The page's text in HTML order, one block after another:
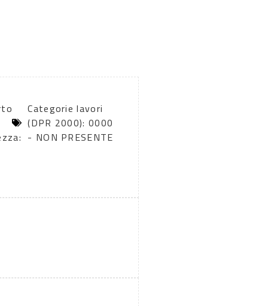
Categorie lavori
(DPR 2000): 0000
- NON PRESENTE